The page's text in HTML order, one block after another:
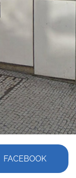
FACEBOOK